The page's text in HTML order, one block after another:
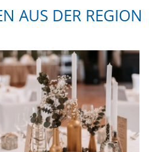
AUS DER REGION